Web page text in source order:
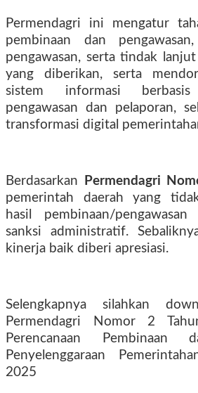
Permendagri ini mengatur
pembinaan dan
pengawasan, serta tindak
yang diberikan, serta
sistem informasi
pengawasan dan pelaporan,
transformasi digital
Berdasarkan Permendagri
pemerintah daerah yang
hasil pembinaan/
sanksi administratif.
kinerja baik diberi apresiasi.
Selengkapnya silahkan
Permendagri Nomor 2
Perencanaan Pembinaan
Penyelenggaraan
2025